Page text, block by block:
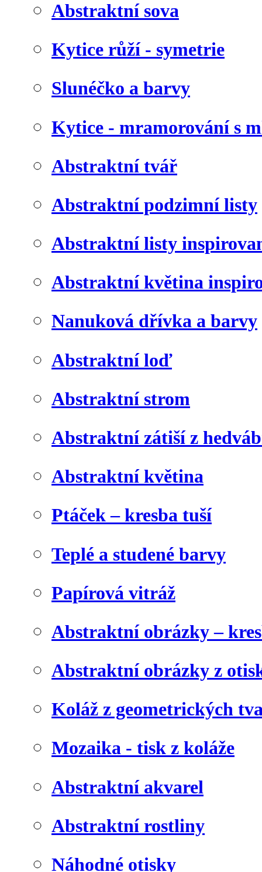
Abstraktní sova
Kytice růží - symetrie
Slunéčko a barvy
Kytice - mramorování s
Abstraktní tvář
Abstraktní podzimní listy
Abstraktní listy
Abstraktní květina
Nanuková dřívka a barvy
Abstraktní loď
Abstraktní strom
Abstraktní zátiší z
Abstraktní květina
Ptáček – kresba tuší
Teplé a studené barvy
Papírová vitráž
Abstraktní obrázky –
Abstraktní obrázky z
Koláž z geometrických
Mozaika - tisk z koláže
Abstraktní akvarel
Abstraktní rostliny
Náhodné otisky